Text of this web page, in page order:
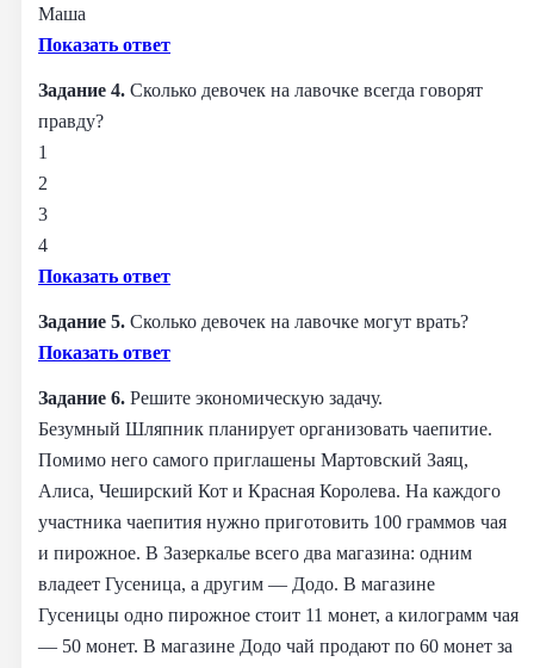
Маша
Показать ответ
Задание 4. Сколько девочек на лавочке всегда говорят
правду?
1
2
3
4
Показать ответ
Задание 5. Сколько девочек на лавочке могут врать?
Показать ответ
Задание 6. Решите экономическую задачу.
Безумный Шляпник планирует организовать чаепитие.
Помимо него самого приглашены Мартовский Заяц,
Алиса, Чеширский Кот и Красная Королева. На каждого
участника чаепития нужно приготовить 100 граммов чая
и пирожное. В Зазеркалье всего два магазина: одним
владеет Гусеница, а другим — Додо. В магазине
Гусеницы одно пирожное стоит 11 монет, а килограмм чая
— 50 монет. В магазине Додо чай продают по 60 монет за